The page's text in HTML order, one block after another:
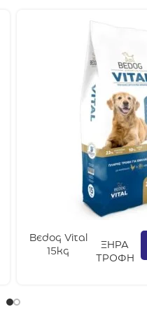
Bedog Vital
15kg
ΞΗΡΑ
ΤΡΟΦΗ